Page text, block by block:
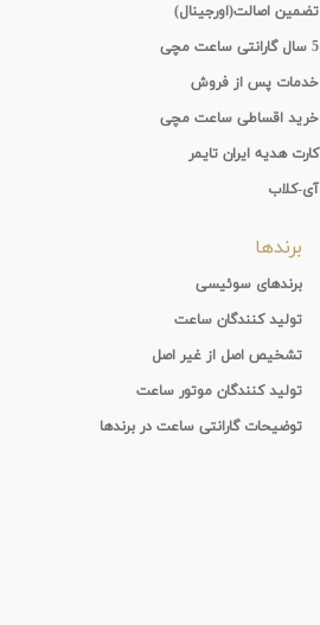
تضمین اصالت(اورجینال)
5 سال گارانتی ساعت مچی
خدمات پس از فروش
خرید اقساطی ساعت مچی
کارت هدیه ایران تایمر
آی-کلاب
برندها
برندهای سوئیسی
تولید کنندگان ساعت
تشخیص اصل از غیر اصل
تولید کنندگان موتور ساعت
توضیحات گارانتی ساعت در برندها